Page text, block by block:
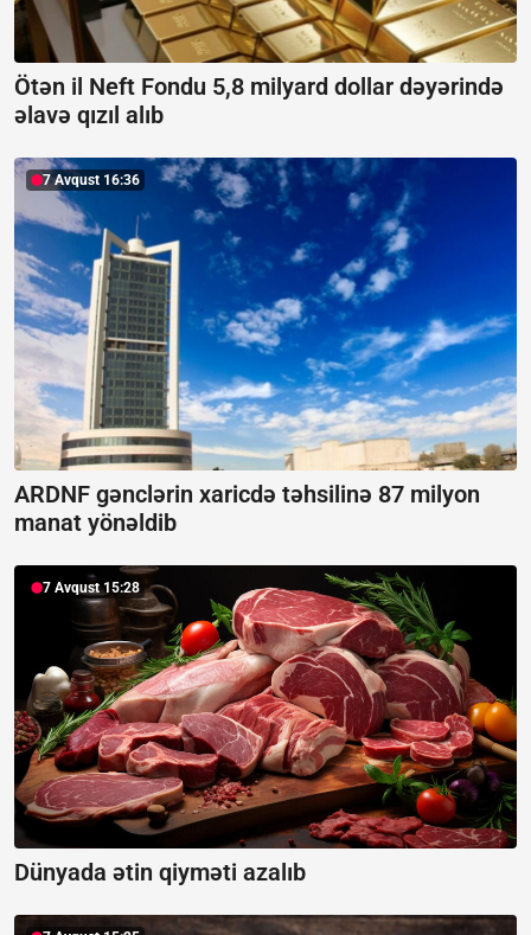
Ötən il Neft Fondu 5,8 milyard dollar dəyərində
əlavə qızıl alıb
7 Avqust 16:36
ARDNF gənclərin xaricdə təhsilinə 87 milyon
manat yönəldib
7 Avqust 15:28
Dünyada ətin qiyməti azalıb